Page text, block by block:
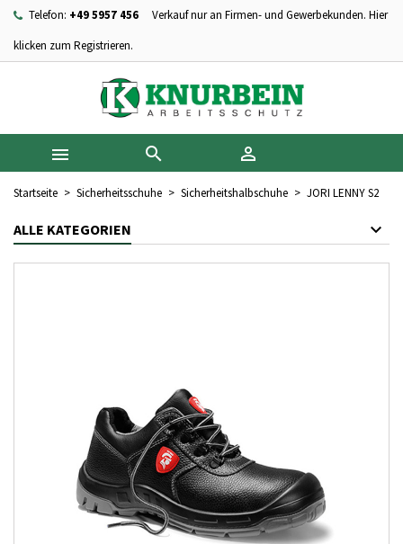
Telefon: +49 5957 456
Verkauf nur an Firmen- und Gewerbekunden. Hier
klicken zum Registrieren.
  
Startseite Sicherheitsschuhe Sicherheitshalbschuhe JORI LENNY S2
ALLE KATEGORIEN
Ihre Wunschlisten ×
Neue Liste anlegen
Wunschliste erstellen ×
Name der Wunschliste
Abbrechen Wunschliste erstellen
Anmelden ×
Sie müssen angemeldet sein, um Artikel Ihrer Wunschliste
hinzufügen zu können.
Abbrechen